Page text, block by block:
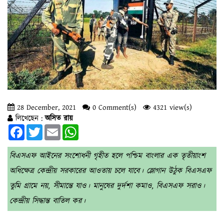
28 December, 2021 0 Comment(s)
4321 view(s)
লিখেছেন :অসিত রায়
FacebookTwitterEmail
বিএসএফ আইনের সংশোধনী গৃহীত হলে পশ্চিম বাংলার এক তৃতীয়াংশ
অধিক্ষেত্র কেন্দ্রীয় সরকারের আওতায় চলে যাবে। স্লোগান উঠুক বিএসএফ
তুমি গ্রামে নয়, সীমান্তে যাও। মানুষের দুর্দশা কমাও, বিএসএফ সরাও।
কেন্দ্রীয় সিদ্ধান্ত বাতিল কর।